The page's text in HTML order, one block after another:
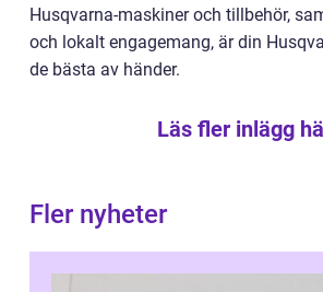
Husqvarna-maskiner och tillbehör,
och lokalt engagemang, är din
de bästa av händer.
Läs fler inlägg
Fler nyheter